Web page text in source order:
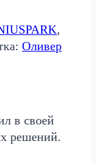
,
Оливер
в своей
решений.